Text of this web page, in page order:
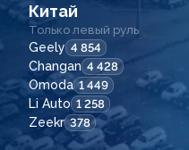
Китай
Только левый руль
Geely 4 854
Changan 4 428
Omoda 1 449
Li Auto 1 258
Zeekr 378